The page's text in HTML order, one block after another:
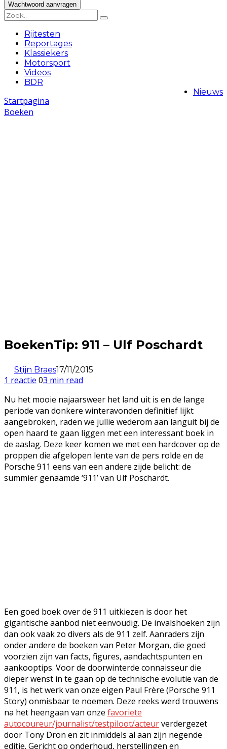
Rijtesten
Reportages
Klassiekers
Motorsport
Videos
BDR
Nieuws
Startpagina
Boeken
BoekenTip: 911 – Ulf Poschardt
Stijn Braes17/11/2015
1 reactie 03 min read
Nu het mooie najaarsweer het land uit is en de lange
periode van donkere winteravonden definitief lijkt
aangebroken, raden we jullie wederom aan languit bij de
open haard te gaan liggen met een interessant boek in
de aaslag. Deze keer komen we met een hardcover op de
proppen die afgelopen lente van de pers rolde en de
Porsche 911 eens van een andere zijde belicht: de
summier genaamde ‘911’ van Ulf Poschardt.
Een goed boek over de 911 uitkiezen is door het
gigantische aanbod niet eenvoudig. De invalshoeken zijn
dan ook vaak zo divers als de 911 zelf. Aanraders zijn
onder andere de boeken van Peter Morgan, die goed
voorzien zijn van facts, figures, aandachtspunten en
aankooptips. Voor de doorwinterde connaisseur die
dieper wenst in te gaan op de technische evolutie van de
911, is het werk van onze eigen Paul Frère (Porsche 911
Story) onmisbaar te noemen. Deze reeks werd trouwens
na het heengaan van onze favoriete
autocoureur/journalist/testpiloot/acteurverdergezet
door Tony Dron en zit inmiddels al aan zijn negende
editie. Gericht op onderhoud, herstellingen en